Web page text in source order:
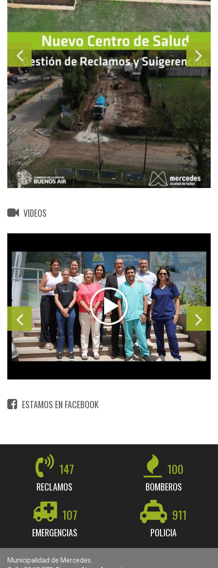
VIDEOS
ESTAMOS EN FACEBOOK
147
RECLAMOS
100
BOMBEROS
107
EMERGENCIAS
911
POLICIA
Municipalidad de Mercedes.